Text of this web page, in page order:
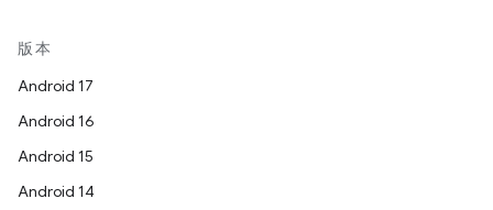
版本
Android 17
Android 16
Android 15
Android 14